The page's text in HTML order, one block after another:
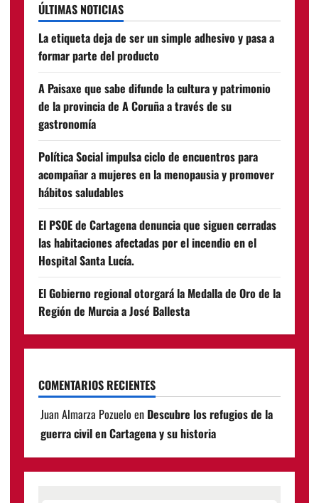
ÚLTIMAS NOTICIAS
La etiqueta deja de ser un simple adhesivo y pasa a
formar parte del producto
A Paisaxe que sabe difunde la cultura y patrimonio
de la provincia de A Coruña a través de su
gastronomía
Política Social impulsa ciclo de encuentros para
acompañar a mujeres en la menopausia y promover
hábitos saludables
El PSOE de Cartagena denuncia que siguen cerradas
las habitaciones afectadas por el incendio en el
Hospital Santa Lucía.
El Gobierno regional otorgará la Medalla de Oro de la
Región de Murcia a José Ballesta
COMENTARIOS RECIENTES
Juan Almarza Pozuelo en Descubre los refugios de la
guerra civil en Cartagena y su historia